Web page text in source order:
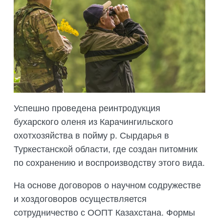
Успешно проведена реинтродукция
бухарского оленя из Карачингильского
охотхозяйства в пойму р. Сырдарья в
Туркестанской области, где создан питомник
по сохранению и воспроизводству этого вида.
На основе договоров о научном содружестве
и хоздоговоров осуществляется
сотрудничество с ООПТ Казахстана. Формы